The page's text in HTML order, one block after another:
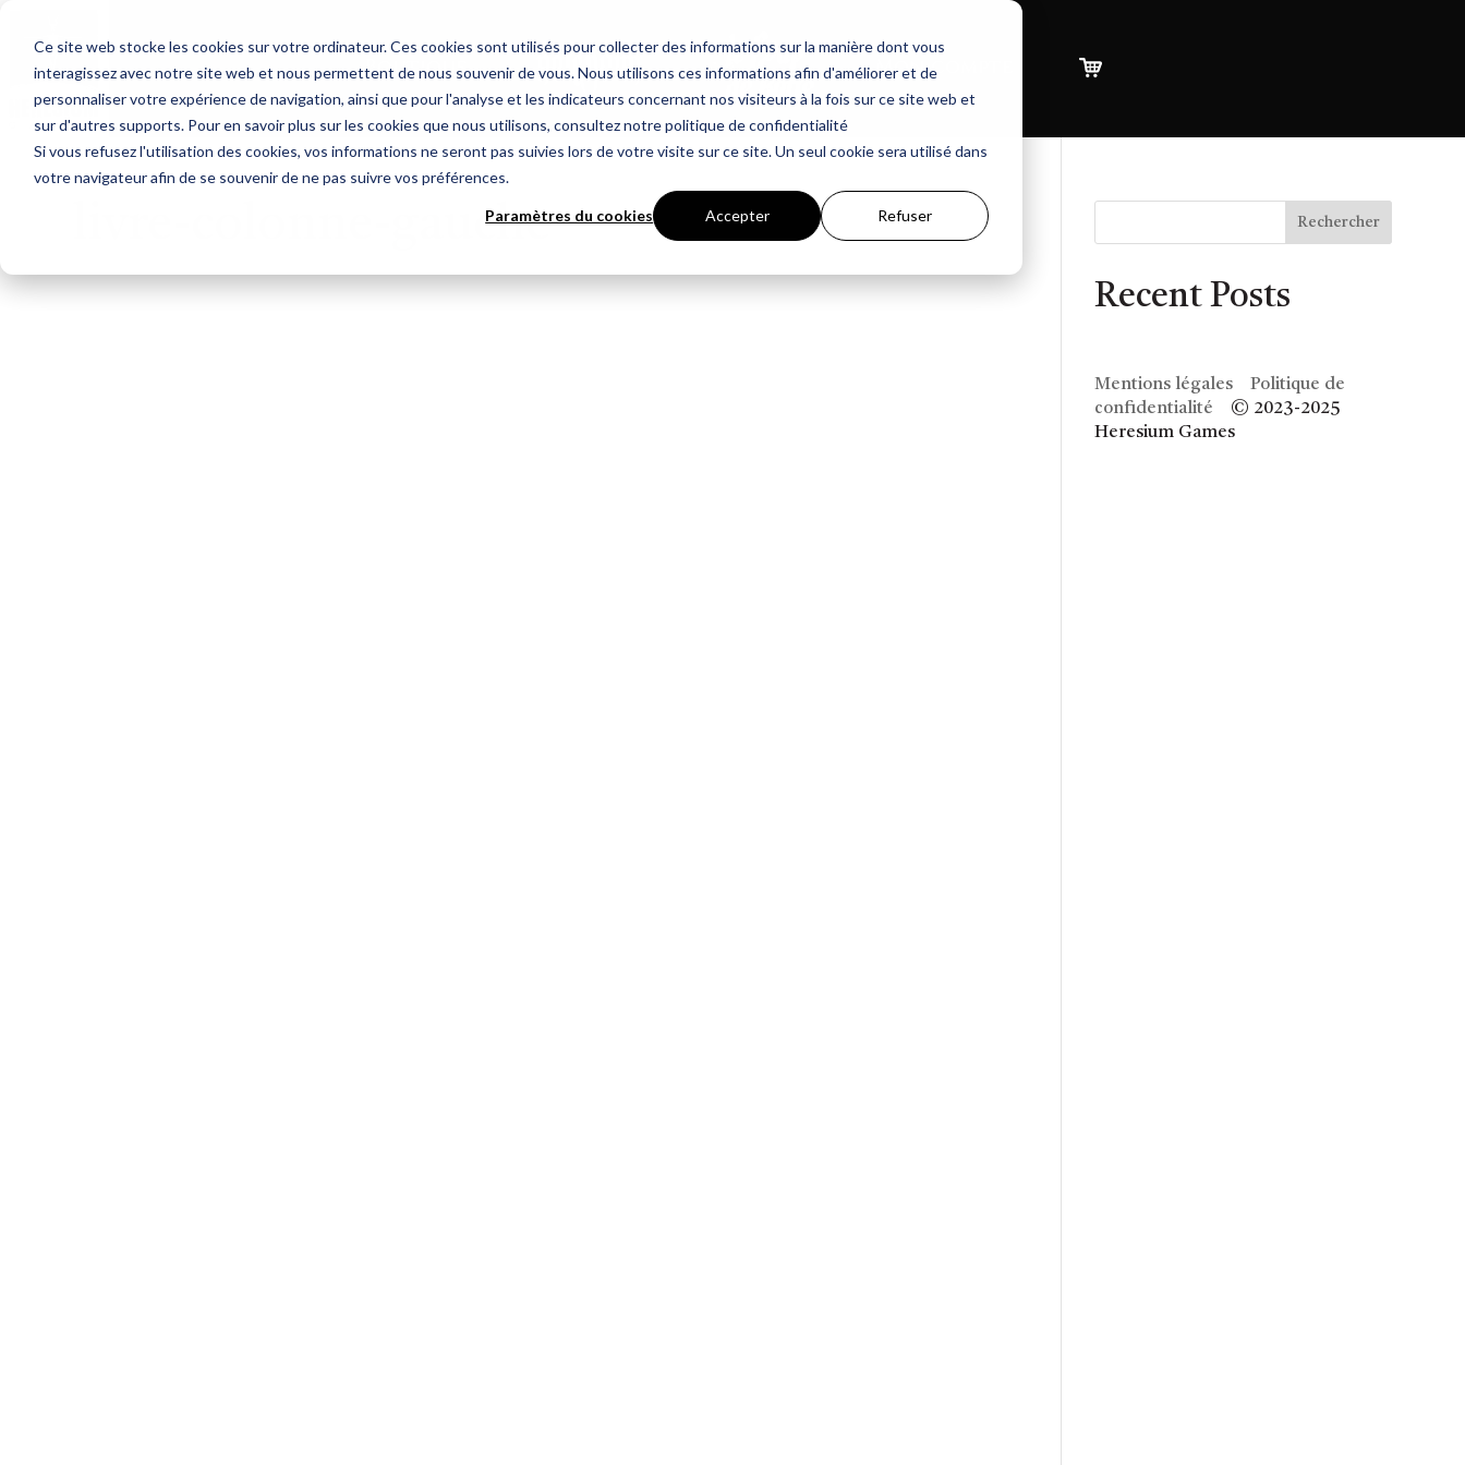
Ce site web stocke les cookies sur votre ordinateur. Ces cookies sont utilisés pour collecter des informations sur la manière dont vous
interagissez avec notre site web et nous permettent de nous souvenir de vous. Nous utilisons ces informations afin d'améliorer et de
personnaliser votre expérience de navigation, ainsi que pour l'analyse et les indicateurs concernant nos visiteurs à la fois sur ce site web et
sur d'autres supports. Pour en savoir plus sur les cookies que nous utilisons, consultez notre politique de confidentialité
Si vous refusez l'utilisation des cookies, vos informations ne seront pas suivies lors de votre visite sur ce site. Un seul cookie sera utilisé dans
votre navigateur afin de se souvenir de ne pas suivre vos préférences.
Paramètres du cookies Accepter Refuser
Boutique Mon compte
livre-colonne-gauche Rechercher
Recent Posts
Mentions légales
Politique de
confidentialité
© 2023-2025
Heresium Games